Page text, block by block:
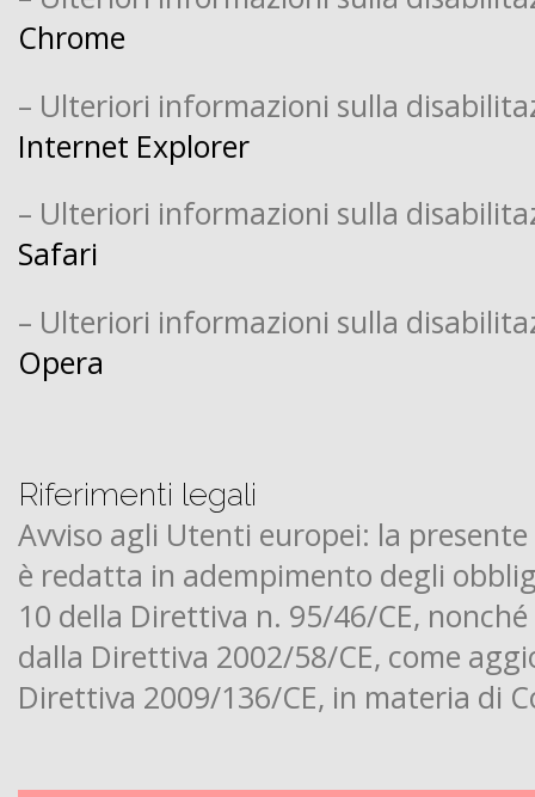
Chrome
– Ulteriori informazioni sulla
Internet Explorer
– Ulteriori informazioni sulla
Safari
– Ulteriori informazioni sulla
Opera
Riferimenti legali
Avviso agli Utenti europei: la
è redatta in adempimento degli
10 della Direttiva n. 95/46/CE,
dalla Direttiva 2002/58/CE, come
Direttiva 2009/136/CE, in materia di